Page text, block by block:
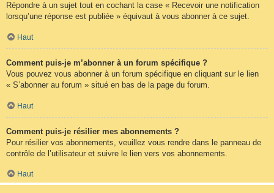
Répondre à un sujet tout en cochant la case « Recevoir une notification
lorsqu’une réponse est publiée » équivaut à vous abonner à ce sujet.
Haut
Comment puis-je m’abonner à un forum spécifique ?
Vous pouvez vous abonner à un forum spécifique en cliquant sur le lien
« S’abonner au forum » situé en bas de la page du forum.
Haut
Comment puis-je résilier mes abonnements ?
Pour résilier vos abonnements, veuillez vous rendre dans le panneau de
contrôle de l’utilisateur et suivre le lien vers vos abonnements.
Haut